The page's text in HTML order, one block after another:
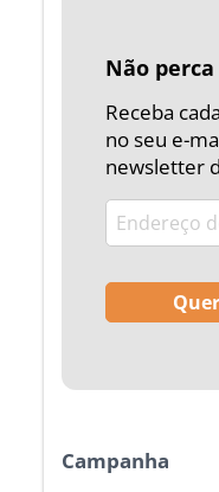
Não
Receba
no seu e-
newsletter
Campanha